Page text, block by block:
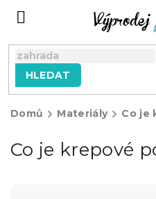
HLEDAT
Domů Materiály Co je
Co je krepové